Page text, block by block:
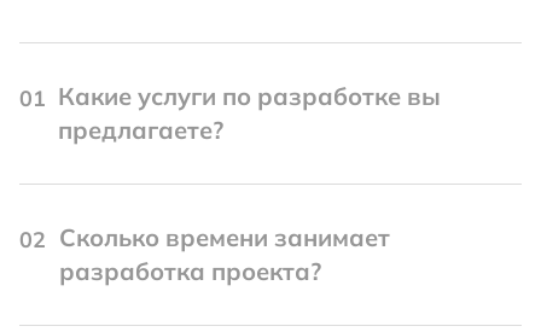
01 Какие услуги по разработке вы
предлагаете?
02 Сколько времени занимает
разработка проекта?